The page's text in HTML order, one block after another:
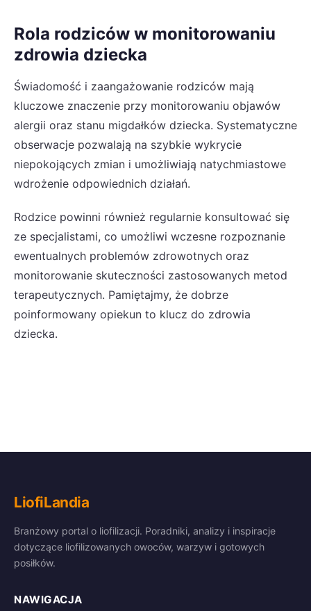
Rola rodziców w monitorowaniu
zdrowia dziecka
Świadomość i zaangażowanie rodziców mają
kluczowe znaczenie przy monitorowaniu objawów
alergii oraz stanu migdałków dziecka. Systematyczne
obserwacje pozwalają na szybkie wykrycie
niepokojących zmian i umożliwiają natychmiastowe
wdrożenie odpowiednich działań.
Rodzice powinni również regularnie konsultować się
ze specjalistami, co umożliwi wczesne rozpoznanie
ewentualnych problemów zdrowotnych oraz
monitorowanie skuteczności zastosowanych metod
terapeutycznych. Pamiętajmy, że dobrze
poinformowany opiekun to klucz do zdrowia
dziecka.
LiofiLandia
Branżowy portal o liofilizacji. Poradniki, analizy i inspiracje
dotyczące liofilizowanych owoców, warzyw i gotowych
posiłków.
NAWIGACJA